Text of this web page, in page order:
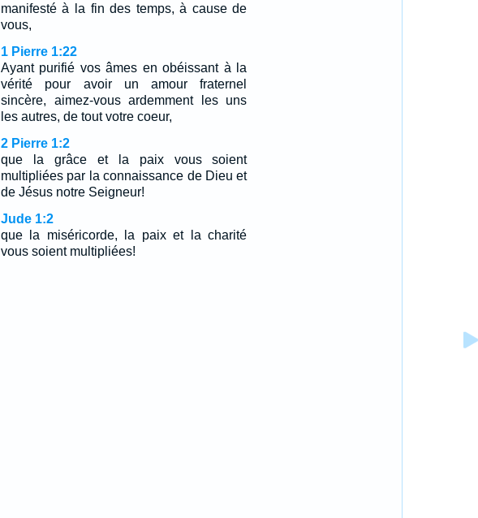
manifesté à la fin des temps, à cause de
vous,
1 Pierre 1:22
Ayant purifié vos âmes en obéissant à la
vérité pour avoir un amour fraternel
sincère, aimez-vous ardemment les uns
les autres, de tout votre coeur,
2 Pierre 1:2
que la grâce et la paix vous soient
multipliées par la connaissance de Dieu et
de Jésus notre Seigneur!
Jude 1:2
que la miséricorde, la paix et la charité
vous soient multipliées!